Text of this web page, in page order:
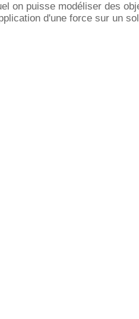
on puisse modéliser des
d'une force sur un